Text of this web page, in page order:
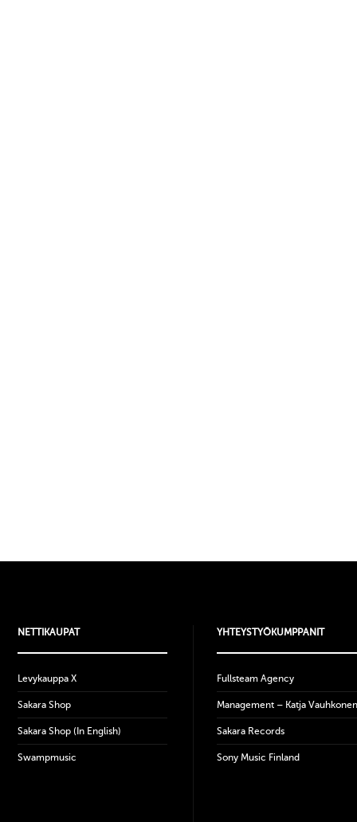
NETTIKAUPAT
Levykauppa X
Sakara Shop
Sakara Shop (In English)
Swampmusic
YHTEYSTYÖKUMPPANIT
Fullsteam Agency
Management – Katja Vauhkonen
Sakara Records
Sony Music Finland